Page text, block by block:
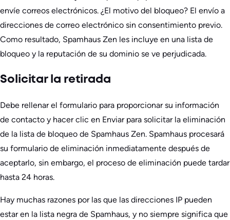
envíe correos electrónicos. ¿El motivo del bloqueo? El envío a
direcciones de correo electrónico sin consentimiento previo.
Como resultado, Spamhaus Zen les incluye en una lista de
bloqueo y la reputación de su dominio se ve perjudicada.
Solicitar la retirada
Debe rellenar el formulario para proporcionar su información
de contacto y hacer clic en Enviar para solicitar la eliminación
de la lista de bloqueo de Spamhaus Zen. Spamhaus procesará
su formulario de eliminación inmediatamente después de
aceptarlo, sin embargo, el proceso de eliminación puede tardar
hasta 24 horas.
Hay muchas razones por las que las direcciones IP pueden
estar en la lista negra de Spamhaus, y no siempre significa que